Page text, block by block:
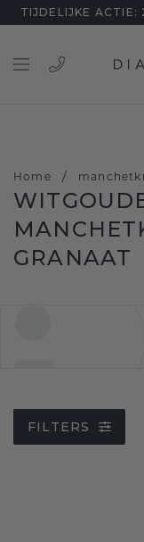
TIJDELIJKE
Home /
GRANAAT
FILTERS